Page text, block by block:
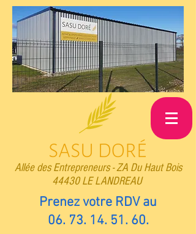
Allée des Entrepreneurs -ZA Du Haut Bois
44430 LE LANDREAU
Prenez votre RDV au
06. 73. 14. 51. 60.